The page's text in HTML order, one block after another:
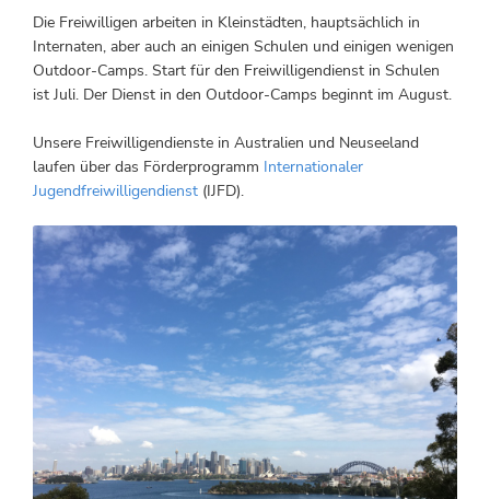
Die Freiwilligen arbeiten in Kleinstädten, hauptsächlich in
Internaten, aber auch an einigen Schulen und einigen wenigen
Outdoor-Camps. Start für den Freiwilligendienst in Schulen
ist Juli. Der Dienst in den Outdoor-Camps beginnt im August.
Unsere Freiwilligendienste in Australien und Neuseeland
laufen über das Förderprogramm Internationaler
Jugendfreiwilligendienst (IJFD).